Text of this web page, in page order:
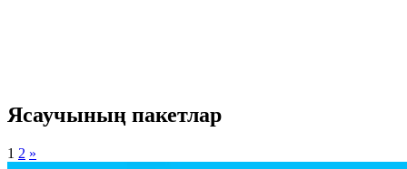
Ясаучының пакетлар
1 2 »